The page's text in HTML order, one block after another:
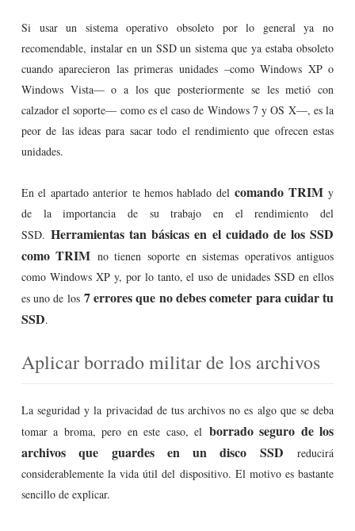
Si usar un sistema operativo obsoleto por lo general ya no
recomendable, instalar en un SSD un sistema que ya estaba obsoleto
cuando aparecieron las primeras unidades –como Windows XP o
Windows Vista— o a los que posteriormente se les metió con
calzador el soporte— como es el caso de Windows 7 y OS X—, es la
peor de las ideas para sacar todo el rendimiento que ofrecen estas
unidades.
En el apartado anterior te hemos hablado delcomando TRIMy
de la importancia de su trabajo en el rendimiento del
SSD.Herramientas tan básicas en el cuidado de los SSD
como TRIM no tienen soporte en sistemas operativos antiguos
como Windows XP y, por lo tanto, el uso de unidades SSD en ellos
es uno de los 7 errores que no debes cometer para cuidar tu
SSD.
Aplicar borrado militar de los archivos
La seguridad y la privacidad de tus archivos no es algo que se deba
tomar a broma, pero en este caso, el borrado seguro de los
archivos que guardes en un disco SSD reducirá
considerablemente la vida útil del dispositivo. El motivo es bastante
sencillo de explicar.